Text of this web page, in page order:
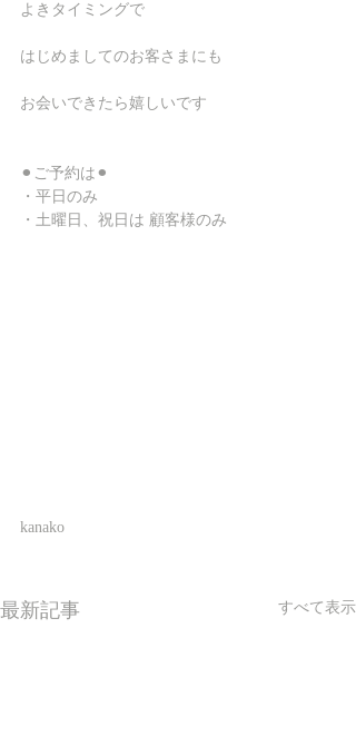
よきタイミングで
はじめましてのお客さまにも
お会いできたら嬉しいです
⚫︎ご予約は⚫︎
・平日のみ
・土曜日、祝日は 顧客様のみ
kanako
最新記事 すべて表示